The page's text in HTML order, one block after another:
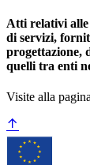
Atti relativi
di servizi,
progettazione,
quelli tra enti
Visite alla